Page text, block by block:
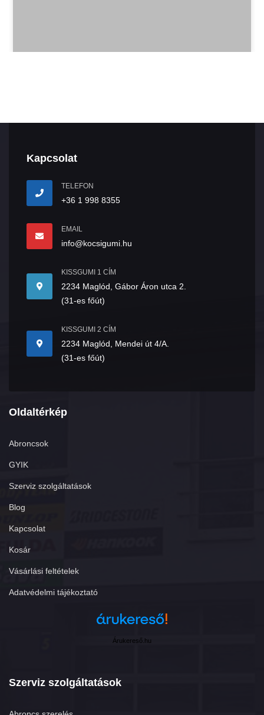
Kapcsolat
TELEFON
+36 1 998 8355
EMAIL
info@kocsigumi.hu
KISSGUMI 1 CÍM
2234 Maglód, Gábor Áron utca 2.
(31-es főút)
KISSGUMI 2 CÍM
2234 Maglód, Mendei út 4/A.
(31-es főút)
Oldaltérkép
Abroncsok
GYIK
Szerviz szolgáltatások
Blog
Kapcsolat
Kosár
Vásárlási feltételek
Adatvédelmi tájékoztató
Árukereső.hu
Szerviz szolgáltatások